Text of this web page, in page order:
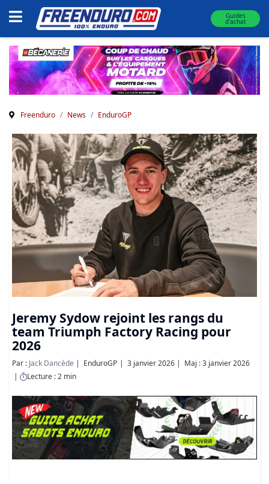
Guides
d'achat
Freenduro News EnduroGP
Jeremy Sydow rejoint les rangs du
team Triumph Factory Racing pour
2026
Par : Jack Dancède EnduroGP 3 janvier 2026
Maj : 3 janvier 2026
Lecture : 2 min